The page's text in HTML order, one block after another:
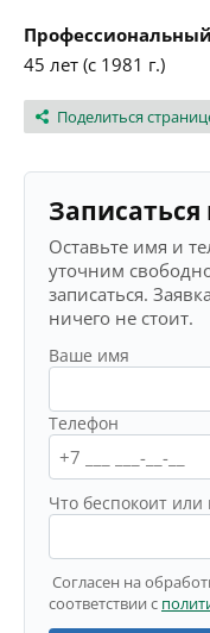
45 лет (с 1981 г.)
Поделиться
Оставьте имя и
уточним
записаться.
ничего не стоит.
Ваше имя
Телефон
Что беспокоит или
Согласен на
соответствии с